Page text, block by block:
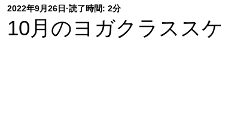
10月のヨガクラスス
2022年9月26日 読了時間: 2分